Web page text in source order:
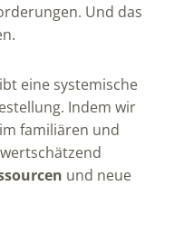
Und das
eine systemische
Indem wir
familiären und
und neue